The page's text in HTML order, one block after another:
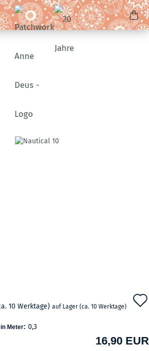
auf Lager (ca. 10 Werktage)
in Meter: 0,3
16,90 EUR